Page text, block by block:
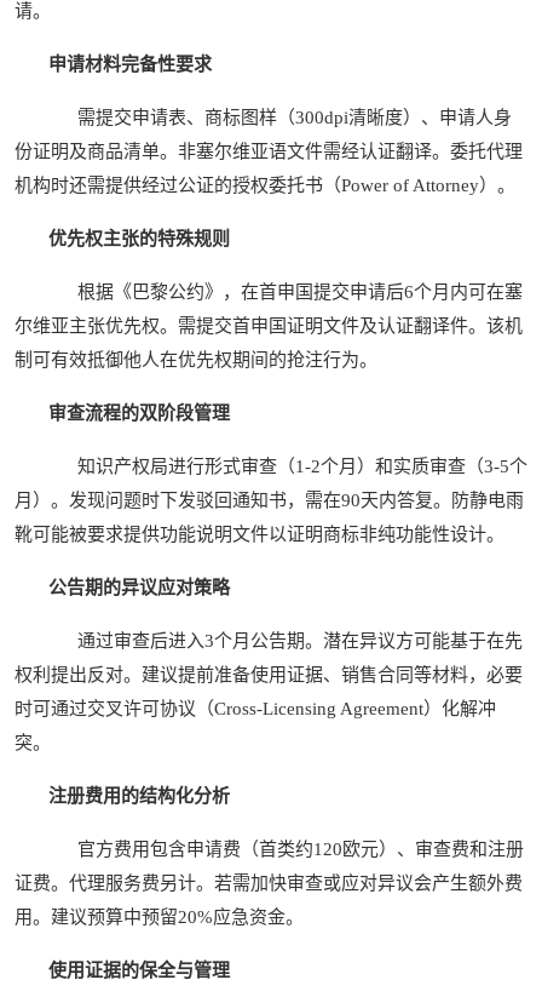
请。
申请材料完备性要求
需提交申请表、商标图样（300dpi清晰度）、申请人身
份证明及商品清单。非塞尔维亚语文件需经认证翻译。委托代理
机构时还需提供经过公证的授权委托书（Power of Attorney）。
优先权主张的特殊规则
根据《巴黎公约》，在首申国提交申请后6个月内可在塞
尔维亚主张优先权。需提交首申国证明文件及认证翻译件。该机
制可有效抵御他人在优先权期间的抢注行为。
审查流程的双阶段管理
知识产权局进行形式审查（1-2个月）和实质审查（3-5个
月）。发现问题时下发驳回通知书，需在90天内答复。防静电雨
靴可能被要求提供功能说明文件以证明商标非纯功能性设计。
公告期的异议应对策略
通过审查后进入3个月公告期。潜在异议方可能基于在先
权利提出反对。建议提前准备使用证据、销售合同等材料，必要
时可通过交叉许可协议（Cross-Licensing Agreement）化解冲
突。
注册费用的结构化分析
官方费用包含申请费（首类约120欧元）、审查费和注册
证费。代理服务费另计。若需加快审查或应对异议会产生额外费
用。建议预算中预留20%应急资金。
使用证据的保全与管理